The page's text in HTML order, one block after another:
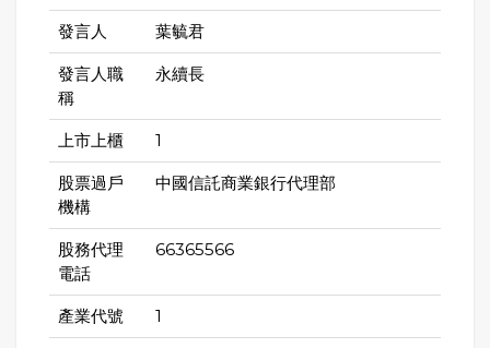
發言人 葉毓君
發言人職
稱
永續長
上市上櫃 1
股票過戶
機構
中國信託商業銀行代理部
股務代理
電話
66365566
產業代號 1